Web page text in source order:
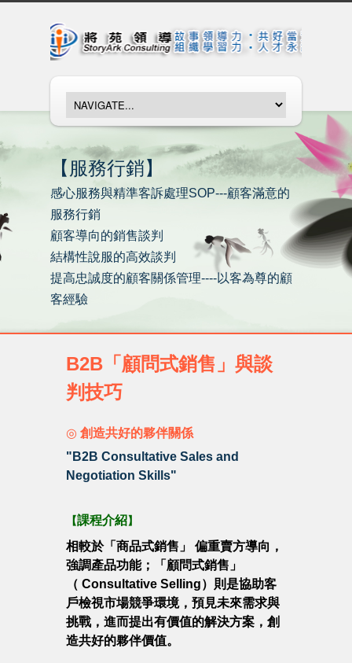
【服務行銷】
感心服務與精準客訴處理SOP---顧客滿意的
服務行銷
顧客導向的銷售談判
結構性說服的高效談判
提高忠誠度的顧客關係管理----以客為尊的顧
客經驗
B2B「顧問式銷售」與談
判技巧
◎ 創造共好的夥伴關係
"B2B Consultative Sales and
Negotiation Skills"
【課程介紹】
相較於「商品式銷售」 偏重賣方導向，
強調產品功能；「顧問式銷售」
（ Consultative Selling）則是協助客
戶檢視市場競爭環境，預見未來需求與
挑戰，進而提出有價值的解決方案，創
造共好的夥伴價值。